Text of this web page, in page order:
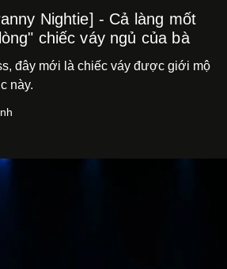
Nightie] - Cả làng mốt
chiếc váy ngủ của bà
đây mới là chiếc váy được giới mộ
này.